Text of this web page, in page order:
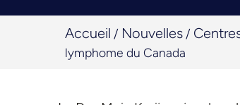
Accueil / Nouvelles /
lymphome du Canada